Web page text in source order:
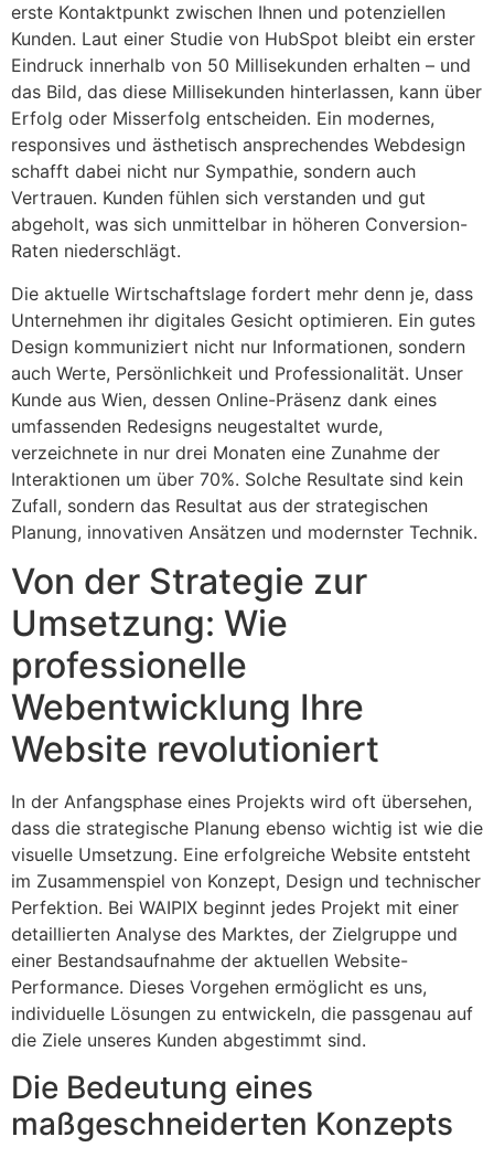
erste Kontaktpunkt zwischen Ihnen und potenziellen
Kunden. Laut einer Studie von HubSpot bleibt ein erster
Eindruck innerhalb von 50 Millisekunden erhalten – und
das Bild, das diese Millisekunden hinterlassen, kann über
Erfolg oder Misserfolg entscheiden. Ein modernes,
responsives und ästhetisch ansprechendes Webdesign
schafft dabei nicht nur Sympathie, sondern auch
Vertrauen. Kunden fühlen sich verstanden und gut
abgeholt, was sich unmittelbar in höheren Conversion-
Raten niederschlägt.
Die aktuelle Wirtschaftslage fordert mehr denn je, dass
Unternehmen ihr digitales Gesicht optimieren. Ein gutes
Design kommuniziert nicht nur Informationen, sondern
auch Werte, Persönlichkeit und Professionalität. Unser
Kunde aus Wien, dessen Online-Präsenz dank eines
umfassenden Redesigns neugestaltet wurde,
verzeichnete in nur drei Monaten eine Zunahme der
Interaktionen um über 70%. Solche Resultate sind kein
Zufall, sondern das Resultat aus der strategischen
Planung, innovativen Ansätzen und modernster Technik.
Von der Strategie zur
Umsetzung: Wie
professionelle
Webentwicklung Ihre
Website revolutioniert
In der Anfangsphase eines Projekts wird oft übersehen,
dass die strategische Planung ebenso wichtig ist wie die
visuelle Umsetzung. Eine erfolgreiche Website entsteht
im Zusammenspiel von Konzept, Design und technischer
Perfektion. Bei WAIPIX beginnt jedes Projekt mit einer
detaillierten Analyse des Marktes, der Zielgruppe und
einer Bestandsaufnahme der aktuellen Website-
Performance. Dieses Vorgehen ermöglicht es uns,
individuelle Lösungen zu entwickeln, die passgenau auf
die Ziele unseres Kunden abgestimmt sind.
Die Bedeutung eines
maßgeschneiderten Konzepts